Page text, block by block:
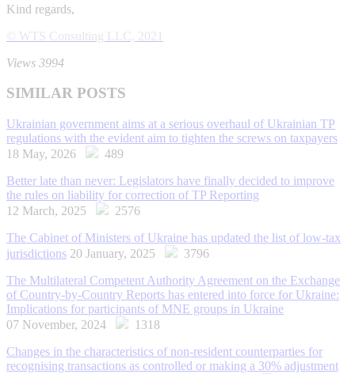
Kind regards,
© WTS Consulting LLC, 2021
Views 3994
SIMILAR POSTS
Ukrainian government aims at a serious overhaul of Ukrainian TP
regulations with the evident aim to tighten the screws on taxpayers
18 May, 2026
489
Better late than never: Legislators have finally decided to improve
the rules on liability for correction of TP Reporting
12 March, 2025
2576
The Cabinet of Ministers of Ukraine has updated the list of low-tax
jurisdictions 20 January, 2025
3796
The Multilateral Competent Authority Agreement on the Exchange
of Country-by-Country Reports has entered into force for Ukraine:
Implications for participants of MNE groups in Ukraine
07 November, 2024
1318
Changes in the characteristics of non-resident counterparties for
recognising transactions as controlled or making a 30% adjustment